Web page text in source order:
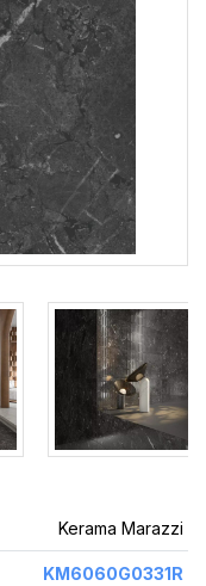
Kerama Marazzi
KM6060G0331R